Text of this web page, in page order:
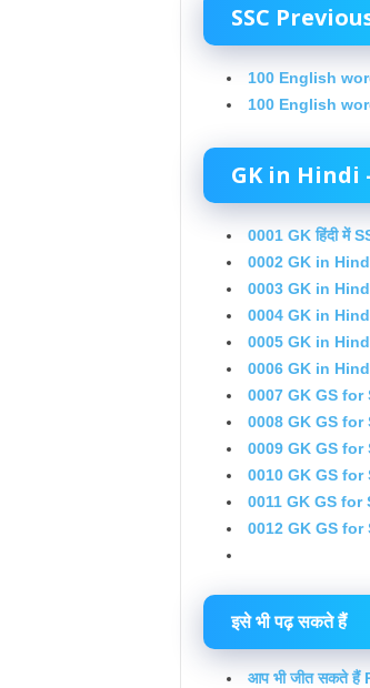
SSC
100 English
100 English
GK in Hindi
0001 GK हिंदी में
0002 GK in
0003 GK in
0004 GK in
0005 GK in
0006 GK in
0007 GK GS for
0008 GK GS for
0009 GK GS for
0010 GK GS for
0011 GK GS for
0012 GK GS for
इसे भी पढ़ सकते हैं
आप भी जीत सकते हैं